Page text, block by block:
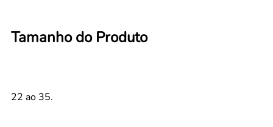
Tamanho do Produto
22 ao 35.